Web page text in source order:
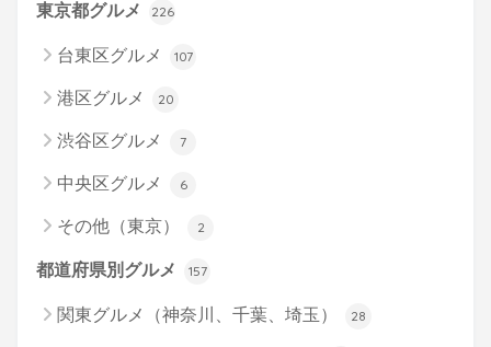
東京都グルメ 226
台東区グルメ 107
港区グルメ 20
渋谷区グルメ 7
中央区グルメ 6
その他（東京） 2
都道府県別グルメ 157
関東グルメ（神奈川、千葉、埼玉） 28